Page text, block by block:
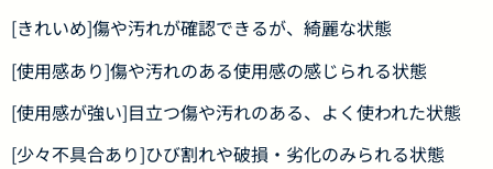
[きれいめ]傷や汚れが確認できるが、綺麗な状態
[使用感あり]傷や汚れのある使用感の感じられる状態
[使用感が強い]目立つ傷や汚れのある、よく使われた状態
[少々不具合あり]ひび割れや破損・劣化のみられる状態